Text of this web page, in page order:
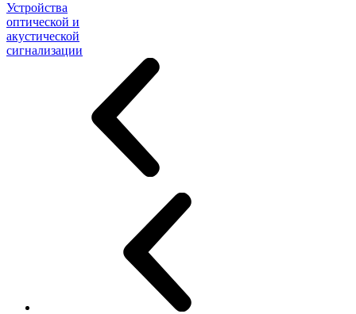
Устройства
оптической и
акустической
сигнализации